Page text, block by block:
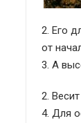
2. Его
от
3. А
2.
4. Для